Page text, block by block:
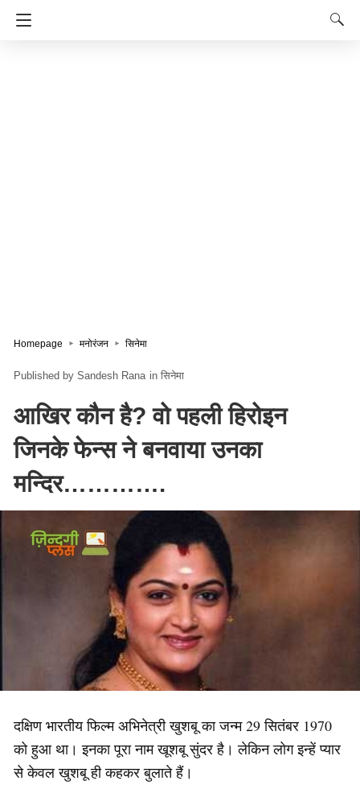
Homepage मनोरंजन सिनेमा
Sandesh Rana in सिनेमा
आखिर कौन है? वो पहली हिरोइन
जिनके फेन्स ने बनवाया उनका
मन्दिर………….
दक्षिण भारतीय फिल्म अभिनेत्री खुशबू का जन्म 29 सितंबर 1970
को हुआ था। इनका पूरा नाम खूशबू सुंदर है। लेकिन लोग इन्हें प्यार
से केवल खुशबू ही कहकर बुलाते हैं।